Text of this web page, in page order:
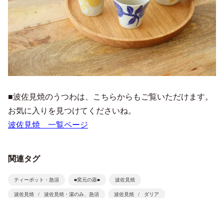
■波佐見焼のうつわは、こちらからもご覧いただけます。
お気に入りを見つけてくださいね。
波佐見焼 一覧ページ
関連タグ
ティーポット・急須 ■窯元の器■ 波佐見焼
波佐見焼 波佐見焼・湯のみ、急須 波佐見焼 ダリア